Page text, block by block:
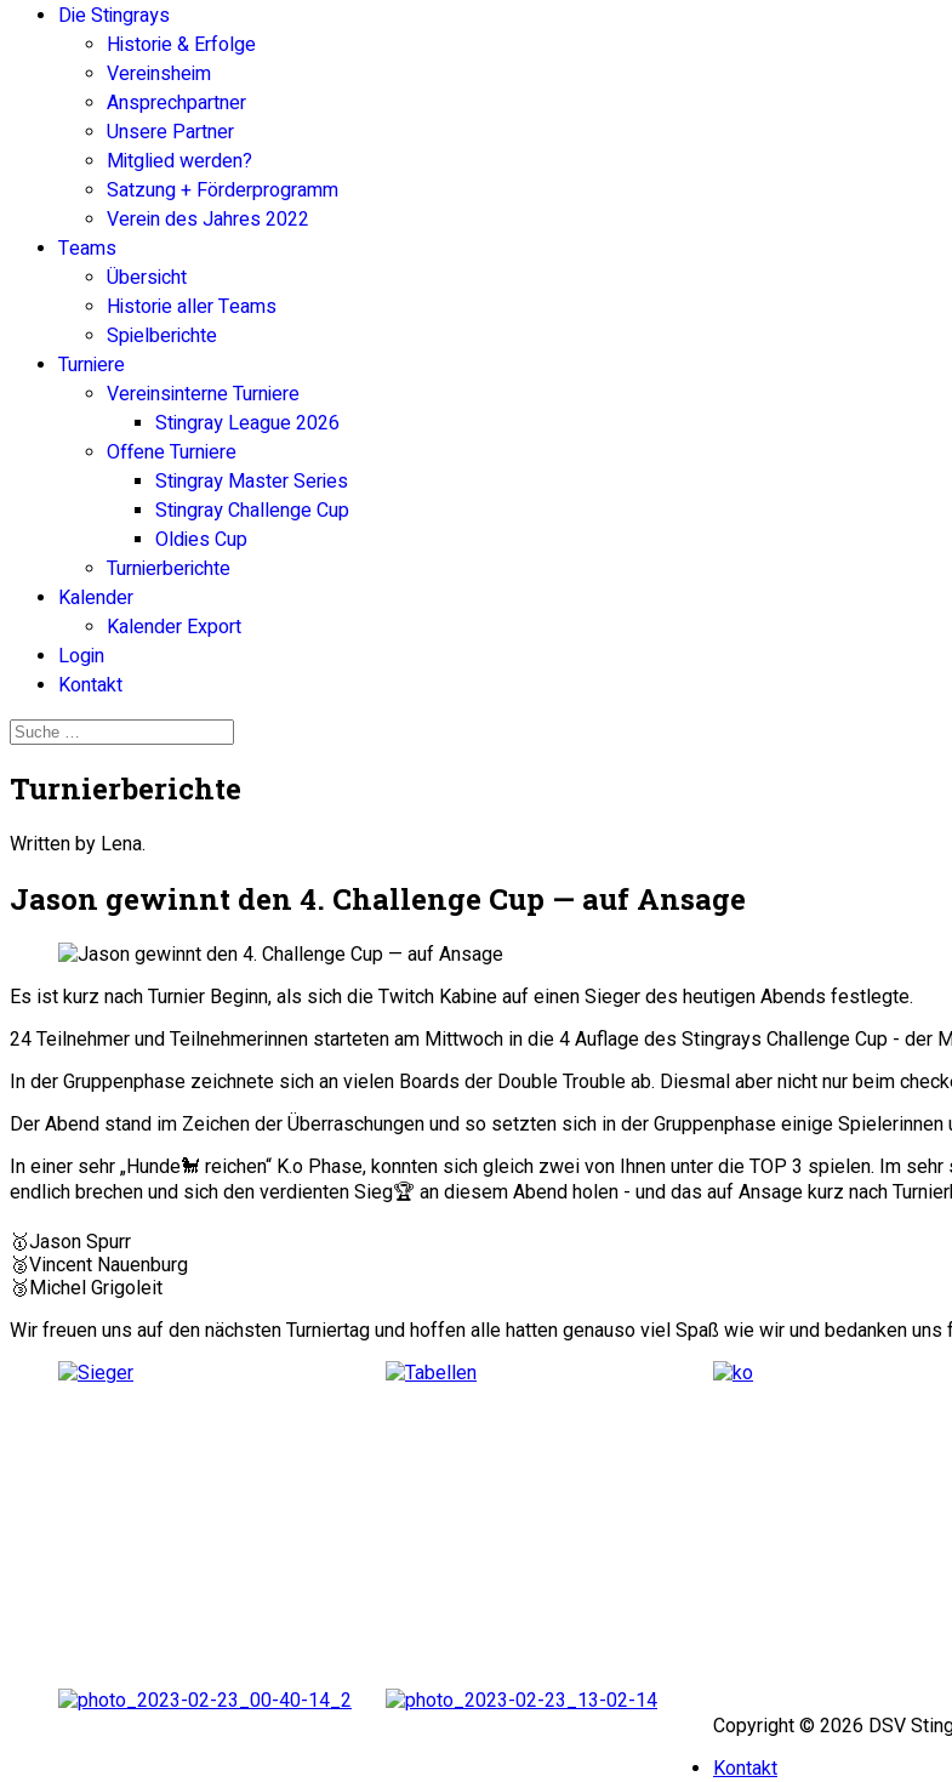
Die Stingrays
Historie & Erfolge
Vereinsheim
Ansprechpartner
Unsere Partner
Mitglied werden?
Satzung + Förderprogramm
Verein des Jahres 2022
Teams
Übersicht
Historie aller Teams
Spielberichte
Turniere
Vereinsinterne Turniere
Stingray League 2026
Offene Turniere
Stingray Master Series
Stingray Challenge Cup
Oldies Cup
Turnierberichte
Kalender
Kalender Export
Login
Kontakt
Turnierberichte
Written by Lena.
Jason gewinnt den 4. Challenge Cup — auf Ansage
Es ist kurz nach Turnier Beginn, als sich die Twitch Kabine auf einen Sieger des heutigen Abends festlegte.
24 Teilnehmer und Teilnehmerinnen starteten am Mittwoch in die 4 Auflage des Stingrays Challenge Cup - der
In der Gruppenphase zeichnete sich an vielen Boards der Double Trouble ab. Diesmal aber nicht nur beim
Der Abend stand im Zeichen der Überraschungen und so setzten sich in der Gruppenphase einige
In einer sehr „Hunde🐩 reichen“ K.o Phase, konnten sich gleich zwei von Ihnen unter die TOP 3 spielen. Im
endlich brechen und sich den verdienten Sieg🏆 an diesem Abend holen - und das auf Ansage kurz nach
🥇Jason Spurr
🥈Vincent Nauenburg
🥉Michel Grigoleit
Wir freuen uns auf den nächsten Turniertag und hoffen alle hatten genauso viel Spaß wie wir und bedanken uns
Copyright © 2026 DSV
Kontakt